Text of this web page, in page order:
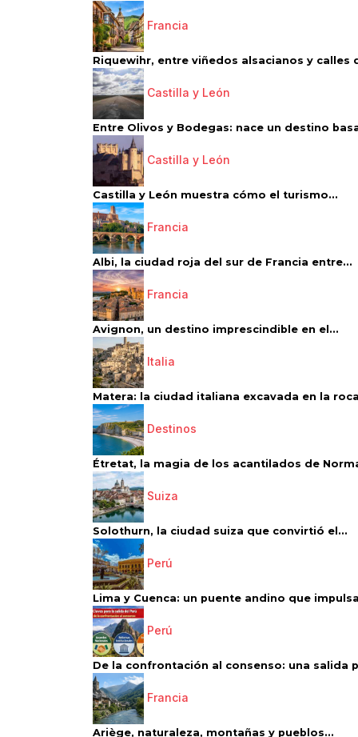
Francia
Riquewihr, entre viñedos alsacianos y calles
Castilla y León
Entre Olivos y Bodegas: nace un destino
Castilla y León
Castilla y León muestra cómo el turismo...
Francia
Albi, la ciudad roja del sur de Francia entre...
Francia
Avignon, un destino imprescindible en el...
Italia
Matera: la ciudad italiana excavada en la
Destinos
Étretat, la magia de los acantilados de
Suiza
Solothurn, la ciudad suiza que convirtió el...
Perú
Lima y Cuenca: un puente andino que
Perú
De la confrontación al consenso: una salida
Francia
Ariège, naturaleza, montañas y pueblos...